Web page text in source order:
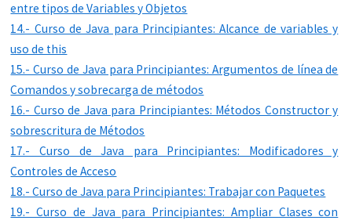
entre tipos de Variables y Objetos
14.- Curso de Java para Principiantes: Alcance de variables y
uso de this
15.- Curso de Java para Principiantes: Argumentos de línea de
Comandos y sobrecarga de métodos
16.- Curso de Java para Principiantes: Métodos Constructor y
sobrescritura de Métodos
17.- Curso de Java para Principiantes: Modificadores y
Controles de Acceso
18.- Curso de Java para Principiantes: Trabajar con Paquetes
19.- Curso de Java para Principiantes: Ampliar Clases con